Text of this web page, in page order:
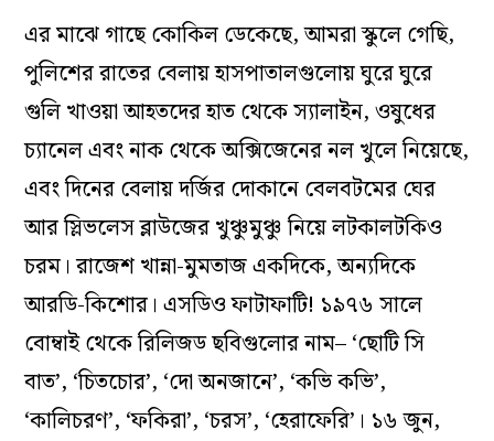
এর মাঝে গাছে কোকিল ডেকেছে, আমরা স্কুলে গেছি,
পুলিশের রাতের বেলায় হাসপাতালগুলোয় ঘুরে ঘুরে
গুলি খাওয়া আহতদের হাত থেকে স্যালাইন, ওষুধের
চ্যানেল এবং নাক থেকে অক্সিজেনের নল খুলে নিয়েছে,
এবং দিনের বেলায় দর্জির দোকানে বেলবটমের ঘের
আর স্লিভলেস ব্লাউজের খুঞ্চুমুঞ্চু নিয়ে লটকালটকিও
চরম। রাজেশ খান্না-মুমতাজ একদিকে, অন্যদিকে
আরডি-কিশোর। এসডিও ফাটাফাটি! ১৯৭৬ সালে
বোম্বাই থেকে রিলিজড ছবিগুলোর নাম– ‘ছোটি সি
বাত’, ‘চিতচোর’, ‘দো অনজানে’, ‘কভি কভি’,
‘কালিচরণ’, ‘ফকিরা’, ‘চরস’, ‘হেরাফেরি’। ১৬ জুন,